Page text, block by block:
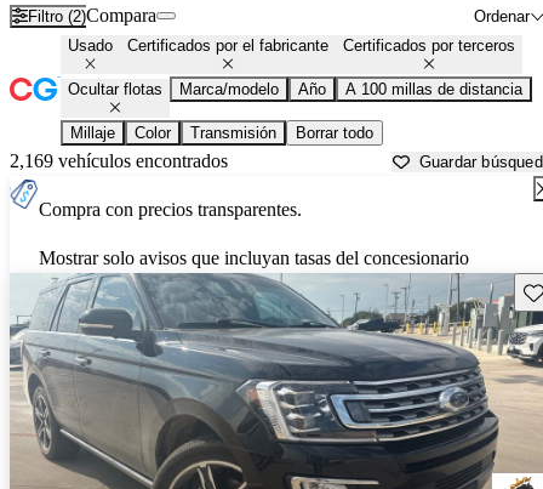
Filtro (2) Ordenar
Compara
Usado Certificados por el fabricante Certificados por terceros
Ocultar flotas Marca/modelo Año A 100 millas de distancia
Millaje Color Transmisión Borrar todo
2,169 vehículos encontrados Guardar
Compra con precios transparentes.
Mostrar solo avisos que incluyan tasas del concesionario